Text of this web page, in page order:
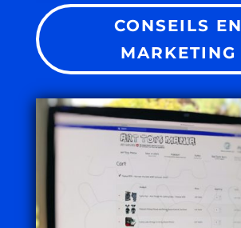
CONSEILS EN
MARKETING